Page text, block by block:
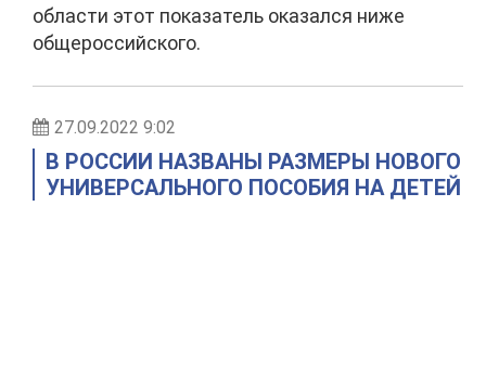
области этот показатель оказался ниже
общероссийского.
27.09.2022 9:02
В РОССИИ НАЗВАНЫ РАЗМЕРЫ НОВОГО
УНИВЕРСАЛЬНОГО ПОСОБИЯ НА ДЕТЕЙ